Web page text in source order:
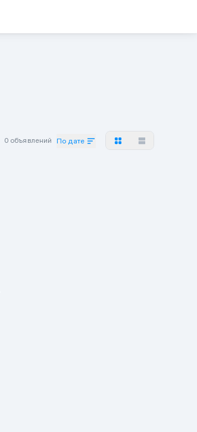
0 объявлений По дате